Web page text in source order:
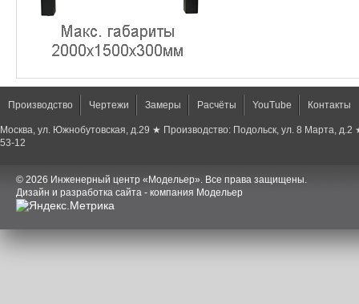
Производство Чертежи Замеры Расчёты YouTube Контакты
Москва, ул. Южнобутовская, д.29 ★ Производство: Подольск, ул. 8 Марта,
53-12
© 2026 Инженерный центр «Модельер». Все права защищены.
Дизайн и разработка сайта - компания Модельер